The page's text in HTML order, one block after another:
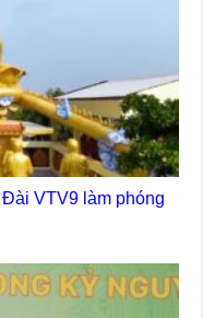
VTV9 làm phóng